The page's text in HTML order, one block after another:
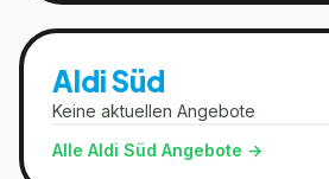
Aldi Süd
Keine aktuellen Angebote
Alle Aldi Süd Angebote →